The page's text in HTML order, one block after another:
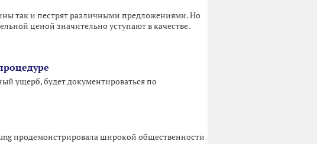
так и пестрят различными предложениями. Но
ценой значительно уступают в качестве.
ущерб, будет документироваться по
продемонстрировала широкой общественности